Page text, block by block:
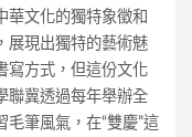
華文化的獨特象徵和
展現出獨特的藝術魅
寫方式，但這份文化
聯冀透過每年舉辦全
筆風氣，在“雙慶”這